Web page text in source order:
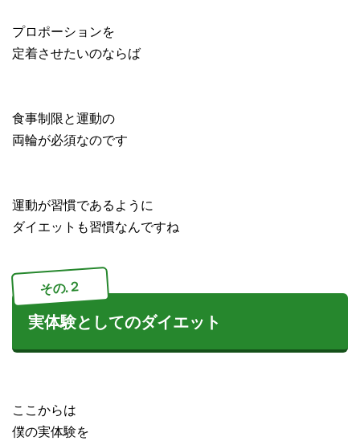
プロポーションを
定着させたいのならば
食事制限と運動の
両輪が必須なのです
運動が習慣であるように
ダイエットも習慣なんですね
その.２
実体験としてのダイエット
ここからは
僕の実体験を